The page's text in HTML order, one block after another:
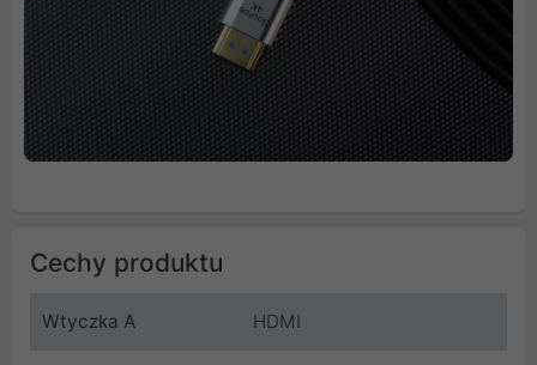
Cechy produktu
Wtyczka A HDMI